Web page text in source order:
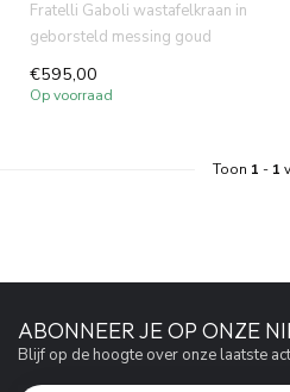
Fratelli Gaboli wastafelkraan in
geborsteld messing goud
PVD. RVS 316 materiaal ...
€595,00
Op voorraad
Toon 1 - 1
ABONNEER JE OP ONZE
Blijf op de hoogte over onze laatste